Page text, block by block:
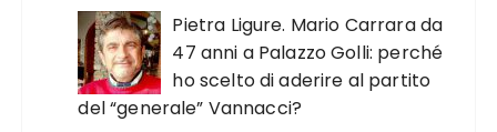
Pietra Ligure. Mario Carrara da
47 anni a Palazzo Golli: perché
ho scelto di aderire al partito
del “generale” Vannacci?